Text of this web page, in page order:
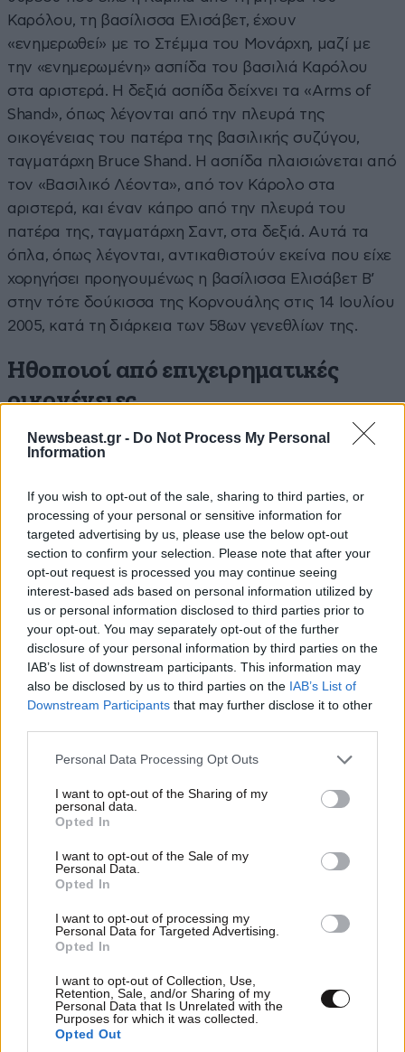
Newsbeast.gr - Do Not Process My Personal
Information
If you wish to opt-out of the sale, sharing to third parties, or
processing of your personal or sensitive information for
targeted advertising by us, please use the below opt-out
section to confirm your selection. Please note that after your
opt-out request is processed you may continue seeing
interest-based ads based on personal information utilized by
us or personal information disclosed to third parties prior to
your opt-out. You may separately opt-out of the further
disclosure of your personal information by third parties on the
IAB’s list of downstream participants. This information may
also be disclosed by us to third parties on the IAB’s List of
Downstream Participants that may further disclose it to other
Please note that this website/app uses one or more Google
not limited to your visit or usage behaviour. You may click to
grant or deny consent to Google and its third-party tags to
use your data for below specified purposes in below Google
consent section.
Personal Data Processing Opt Outs
I want to opt-out of the Sharing of my
personal data.
Opted In
I want to opt-out of the Sale of my
Personal Data.
Opted In
I want to opt-out of processing my
Personal Data for Targeted Advertising.
Opted In
I want to opt-out of Collection, Use,
Retention, Sale, and/or Sharing of my
Personal Data that Is Unrelated with the
Purposes for which it was collected.
Opted Out
Καρόλου, τη βασίλισσα Ελισάβετ, έχουν
«ενημερωθεί» με το Στέμμα του Μονάρχη, μαζί με
την «ενημερωμένη» ασπίδα του βασιλιά Καρόλου
στα αριστερά. Η δεξιά ασπίδα δείχνει τα «Arms of
Shand», όπως λέγονται από την πλευρά της
οικογένειας του πατέρα της βασιλικής συζύγου,
ταγματάρχη Bruce Shand. Η ασπίδα πλαισιώνεται από
τον «Βασιλικό Λέοντα», από τον Κάρολο στα
αριστερά, και έναν κάπρο από την πλευρά του
πατέρα της, ταγματάρχη Σαντ, στα δεξιά. Αυτά τα
όπλα, όπως λέγονται, αντικαθιστούν εκείνα που είχε
χορηγήσει προηγουμένως η βασίλισσα Ελισάβετ Β’
στην τότε δούκισσα της Κορνουάλης στις 14 Ιουλίου
2005, κατά τη διάρκεια των 58ων γενεθλίων της.
Ηθοποιοί από επιχειρηματικές
οικογένειες
Δύο μεγάλα ονόματα του θεάτρου που προέρχονται
και η Αριέττα Μουτούση. Και ευτυχώς για όλους
εμάς που έχουμε τη χαρά να τους απολαμβάνουμε
σε σπάνιους ρόλους υποκριτικής και όχι να τους
γνωρίζουμε ως επιχειρηματίες. Και εξηγούμε: η
Αριέττα Μουτούση μπορεί να μην ασχολήθηκε με τις
επιχειρήσεις όπως η γιαγιά της, Dorette
Καραϊωσηφόγλου, με την εταιρεία «Μύλοι Αγίου
Γεωργίου», ωστόσο όπως και η μητέρα της, Νόνικα
Γαληνέα, έχει αυτή τη χάρη που διέθετε εν αφθονία η
σας πω ότι ήταν εγγονός του Βλάση Αντωνόπουλου,
ιδιοκτήτη της Achaia Clauss. Ο δε πατέρας του
κορυφαίου μας ηθοποιού, Βασίλης Αντωνόπουλος,
μεσουράνησε κάποιες εποχές σε Ελλάδα και
εξωτερικό.
Ακολουθήστετο Newsbeastστο Viber και
μάθετεπρώτοι τασημαντικότερα νέα
Διαβάστε σχετικά